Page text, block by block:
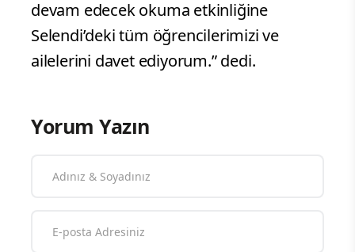
devam edecek okuma etkinliğine
Selendi’deki tüm öğrencilerimizi ve
ailelerini davet ediyorum.” dedi.
Yorum Yazın